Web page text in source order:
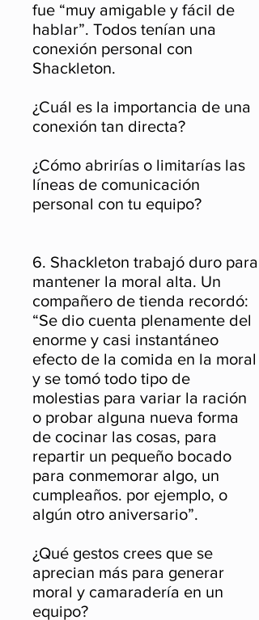
fue “muy amigable y fácil de
hablar”. Todos tenían una
conexión personal con
Shackleton.
¿Cuál es la importancia de una
conexión tan directa?
¿Cómo abrirías o limitarías las
líneas de comunicación
personal con tu equipo?
6. Shackleton trabajó duro para
mantener la moral alta. Un
compañero de tienda recordó:
“Se dio cuenta plenamente del
enorme y casi instantáneo
efecto de la comida en la moral
y se tomó todo tipo de
molestias para variar la ración
o probar alguna nueva forma
de cocinar las cosas, para
repartir un pequeño bocado
para conmemorar algo, un
cumpleaños. por ejemplo, o
algún otro aniversario”.
¿Qué gestos crees que se
aprecian más para generar
moral y camaradería en un
equipo?